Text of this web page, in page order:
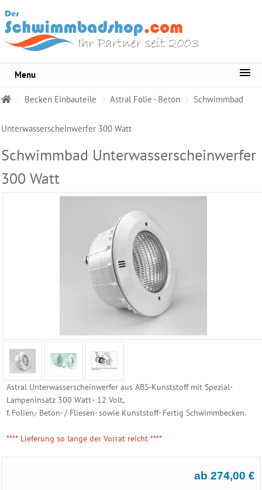
Becken Einbauteile Astral Folie - Beton Schwimmbad
Unterwasserscheinwerfer 300 Watt
Schwimmbad Unterwasserscheinwerfer
300 Watt
Astral Unterwasserscheinwerfer aus ABS-Kunststoff mit Spezial-
Lampeninsatz 300 Watt - 12 Volt,
f. Folien,- Beton- / Fliesen- sowie Kunststoff- Fertig Schwimmbecken.
**** Lieferung so lange der Vorrat reicht ****
ab 274,00 €
Sortiment
Pflege
Wasser
Schwimmbecken
Folien
Ersatzhüllen
Becken
Randsteine
Becken
Einbauteile
Menu